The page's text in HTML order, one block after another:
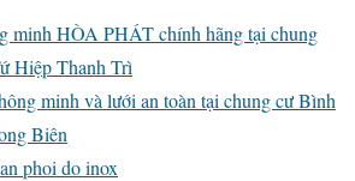
minh HÒA PHÁT chính hãng tại chung
Hiệp Thanh Trì
minh và lưới an toàn tại chung cư Bình
Biên
phoi do inox